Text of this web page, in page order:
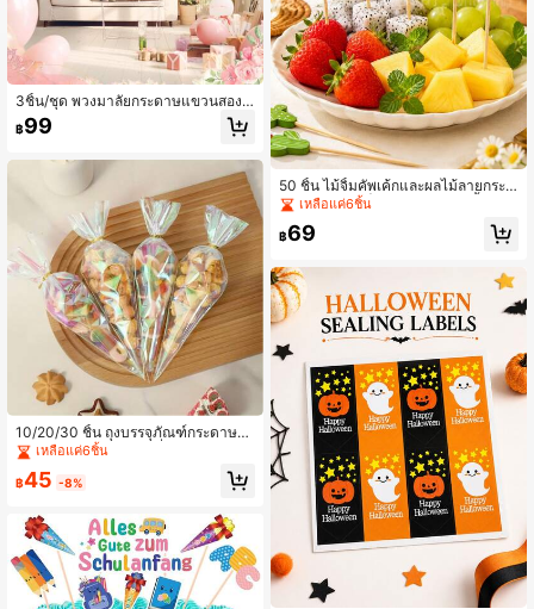
3ชิ้น/ชุด พวงมาลัยกระดาษแขวนสองด้
านสุขสันต์วันเกิด, แบนเนอร์ดอกไม้ฤดูใ
บไม้ผลิหลากสีสันเหมาะสำหรับงานเลี้ย
แต่งผนังโรงเรียนอนุบาล - ของตกแต่ง
พื้นหลังริบบิ้นใบไม้ป่าและดอกไม้อ่อน
฿99
10/20/30 ชิ้น ถุงบรรจุภัณฑ์กระดาษแ
ก้วเลเซอร์สีรุ้งรูปสามเหลี่ยม เหมาะสำห
รับการห่อของขวัญในงานแต่งงาน วันเ
กิด งานปาร์ตี้ และงานเฉลิมฉลองอื่นๆ พ
เหลือแค่6ชิ้น
฿45 -8%
50 ชิ้น ไม้จิ้มคัพเค้กและผลไม้ลายกระบ
องเพชรสีเขียว | ตกแต่งโต๊ะปาร์ตี้สนุกส
านแต่งงาน ปิกนิก (สไตล์ผสมแบบสุ่ม)
เหลือแค่6ชิ้น
฿69